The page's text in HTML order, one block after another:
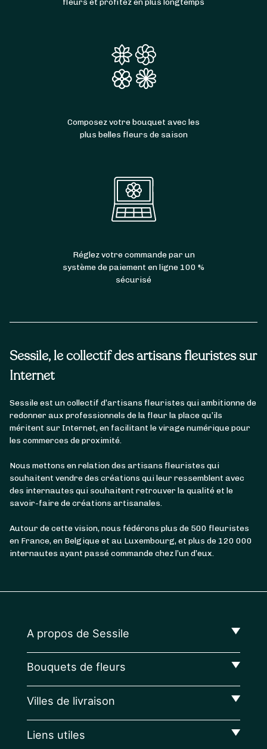
Sessile, le collectif des artisans fleuristes sur
Internet
Sessile est un collectif d’artisans fleuristes qui ambitionne de
redonner aux professionnels de la fleur la place qu’ils
méritent sur Internet, en facilitant le virage numérique pour
les commerces de proximité.
Nous mettons en relation des artisans fleuristes qui
souhaitent vendre des créations qui leur ressemblent avec
des internautes qui souhaitent retrouver la qualité et le
savoir-faire de créations artisanales.
Autour de cette vision, nous fédérons plus de 500 fleuristes
en France, en Belgique et au Luxembourg, et plus de 120 000
internautes ayant passé commande chez l’un d’eux.
fleurs et profitez en plus longtemps
Composez votre bouquet avec les
plus belles fleurs de saison
Réglez votre commande par un
système de paiement en ligne 100 %
sécurisé
A propos de Sessile
Bouquets de fleurs
Villes de livraison
Liens utiles